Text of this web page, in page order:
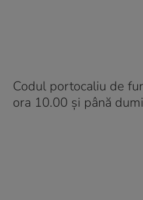
Codul portocaliu de
ora 10.00 şi până